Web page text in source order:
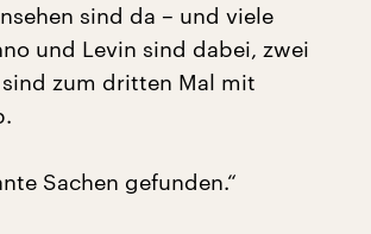
sind da – und viele
und Levin sind dabei, zwei
zum dritten Mal mit
Sachen gefunden.“